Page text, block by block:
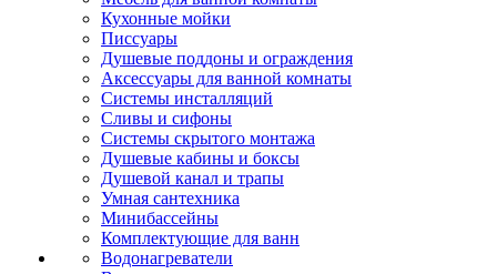
Кухонные мойки
Писсуары
Душевые поддоны и ограждения
Аксессуары для ванной комнаты
Системы инсталляций
Сливы и сифоны
Системы скрытого монтажа
Душевые кабины и боксы
Душевой канал и трапы
Умная сантехника
Минибассейны
Комплектующие для ванн
Водонагреватели